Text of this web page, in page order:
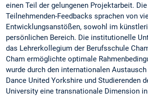
einen Teil der gelungenen Projektarbeit.
Teilnehmenden-Feedbacks sprachen von
Entwicklungsanstößen, sowohl im
persönlichen Bereich. Die institutionelle
das Lehrerkollegium der Berufsschule
Cham ermöglichte optimale
wurde durch den internationalen
Dance United Yorkshire und Studierenden
University eine transnationale Dimension